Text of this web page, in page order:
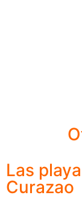
Las
Curazao